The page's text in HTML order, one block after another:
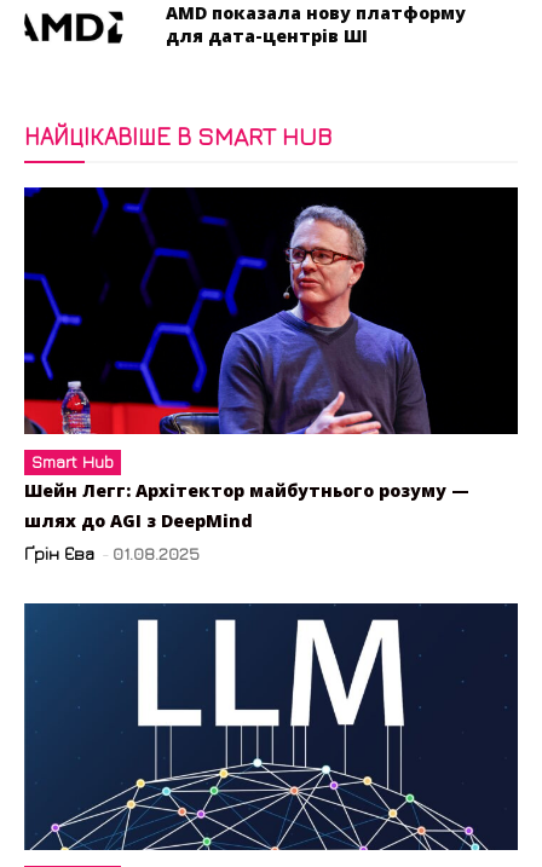
AMD показала нову платформу
для дата-центрів ШІ
НАЙЦІКАВІШЕ В SMART HUB
Smart Hub
Шейн Легг: Архітектор майбутнього розуму —
шлях до AGI з DeepMind
Ґрін Єва - 01.08.2025